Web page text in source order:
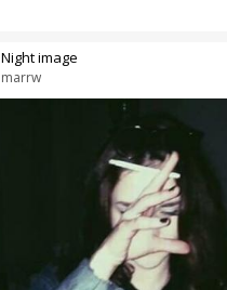
marrw
Night image